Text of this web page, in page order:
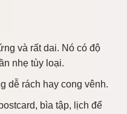
và rất dai. Nó có độ
nhẹ tùy loại.
dễ rách hay cong vênh.
bìa tập, lịch để